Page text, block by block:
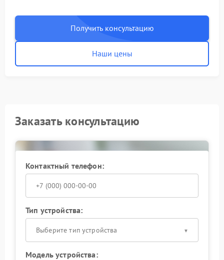
Получить консультацию
Наши цены
Заказать консультацию
Контактный телефон:
Тип устройства:
Выберите тип устройства
Модель устройства: